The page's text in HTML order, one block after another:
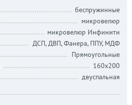
беспружинные
микровелюр
микровелюр Инфинити
ДСП, ДВП, Фанера, ППУ, МДФ
Прямоугольные
160х200
двуспальная